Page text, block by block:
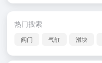
热门搜索
阀门 气缸 滑块